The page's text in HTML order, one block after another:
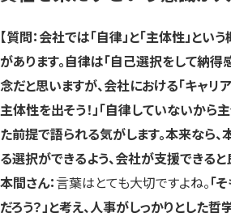
【質問：会社では「自律」と「主体性」と
があります。自律は「自己選択をして納得
念だと思いますが、会社における「キャリ
主体性を出そう！」「自律していないから
た前提で語られる気がします。本来なら
る選択ができるよう、会社が支援できる
本間さん：言葉はとても大切ですよね。「
だろう？」と考え、人事がしっかりとした